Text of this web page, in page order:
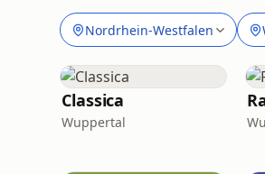
Nordrhein-Westfalen
Classica
Wuppertal